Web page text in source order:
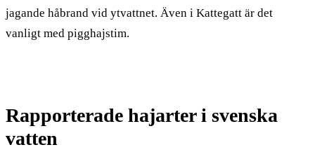
jagande håbrand vid ytvattnet. Även i Kattegatt är det
vanligt med pigghajstim.
Rapporterade hajarter i svenska
vatten